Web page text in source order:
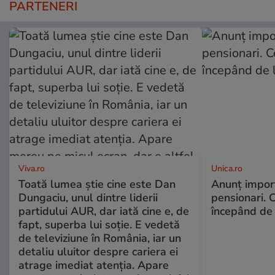
PARTENERI
Viva.ro
Toată lumea știe cine este Dan
Dungaciu, unul dintre liderii
partidului AUR, dar iată cine e, de
fapt, superba lui soție. E vedetă
de televiziune în România, iar un
detaliu uluitor despre cariera ei
atrage imediat atenția. Apare
Unica.ro
Anunț
pensionari.
începând